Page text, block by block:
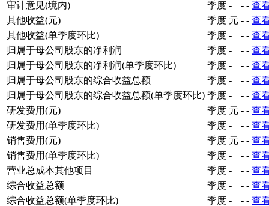
审计意见(境内) 季度 - - - 查
其他收益(元)
季度 元 - - 查
其他收益(单季度环比)
季度 - - - 查
归属于母公司股东的净利润
季度 - - - 查
归属于母公司股东的净利润(单季度环比)
季度 - - - 查
归属于母公司股东的综合收益总额
季度 - - - 查
归属于母公司股东的综合收益总额(单季度环比) 季度 - - - 查
研发费用(元)
季度 元 - - 查
研发费用(单季度环比)
季度 - - - 查
销售费用(元)
季度 元 - - 查
销售费用(单季度环比)
季度 - - - 查
营业总成本其他项目
季度 - - - 查
综合收益总额
季度 - - - 查
综合收益总额(单季度环比)
季度 - - - 查